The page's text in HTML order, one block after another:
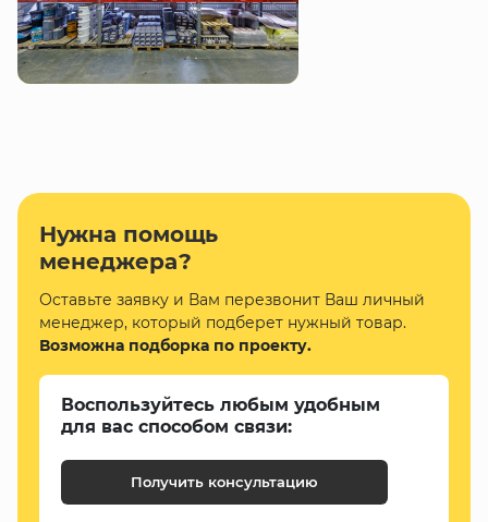
Нужна помощь
менеджера?
Оставьте заявку и Вам перезвонит Ваш личный
менеджер, который подберет нужный товар.
Возможна подборка по проекту.
Воспользуйтесь любым удобным
для вас способом связи:
Получить консультацию